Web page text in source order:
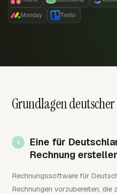
Monday Trello
Grundlagen
Eine für
Rechnung
Rechnungssoftware für
Rechnungen vorzubereiten,